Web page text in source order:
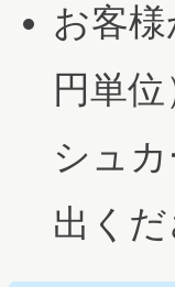
お客
円単
シュ
出くだ